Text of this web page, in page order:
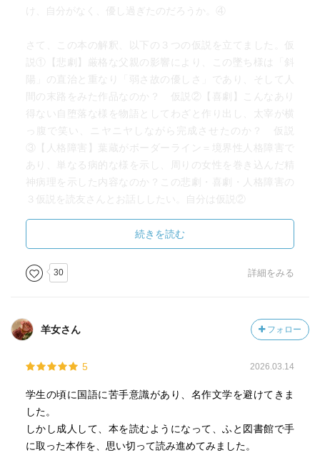
け、自分がなく、優し過ぎたのだろうか。④
さて、この本の解釈、以下の３つの仮説を立てました。仮
説①【悲劇】厳格な父親の影響により、この墜ち様は「斜
陽」の直治と重なり「弱さ故の優しさ」であり、そして人
間の末路をみた作品なのか？ 仮説②【喜劇】こんなあり
得ない自堕落な様を物語としてわざと作り出し、太宰が横
っ腹で笑い、ニヤニヤしながら完成させたのか？ 仮説
③【人格障害】葉蔵がボーダーライン＝境界性人格障害で
あり、単なる病的な様を示し、周りの女性を巻き込んだ精
神病理を示した内容なのか？この悲劇・喜劇・人格障害の
３仮説を読友さんとお話ししたい。自分は仮説②
続きを読む
30 詳細をみる
羊女さん フォロー
5 2026.03.14
学生の頃に国語に苦手意識があり、名作文学を避けてきま
した。
しかし成人して、本を読むようになって、ふと図書館で手
に取った本作を、思い切って読み進めてみました。